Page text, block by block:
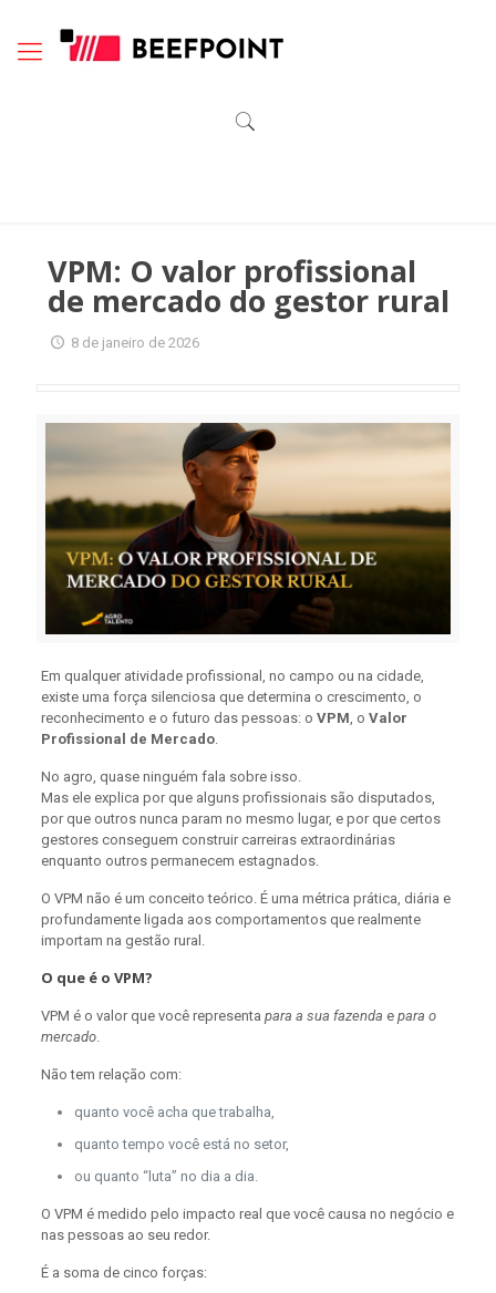
VPM: O valor profissional
de mercado do gestor rural
8 de janeiro de 2026
Em qualquer atividade profissional, no campo ou na cidade,
existe uma força silenciosa que determina o crescimento, o
reconhecimento e o futuro das pessoas: o VPM , o Valor
Profissional de Mercado.
No agro, quase ninguém fala sobre isso.
Mas ele explica por que alguns profissionais são disputados,
por que outros nunca param no mesmo lugar, e por que certos
gestores conseguem construir carreiras extraordinárias
enquanto outros permanecem estagnados.
O VPM não é um conceito teórico. É uma métrica prática, diária e
profundamente ligada aos comportamentos que realmente
importam na gestão rural.
O que é o VPM?
VPM é o valor que você representa para a sua fazenda e para o
mercado.
Não tem relação com:
quanto você acha que trabalha,
quanto tempo você está no setor,
ou quanto “luta” no dia a dia.
O VPM é medido pelo impacto real que você causa no negócio e
nas pessoas ao seu redor.
É a soma de cinco forças: